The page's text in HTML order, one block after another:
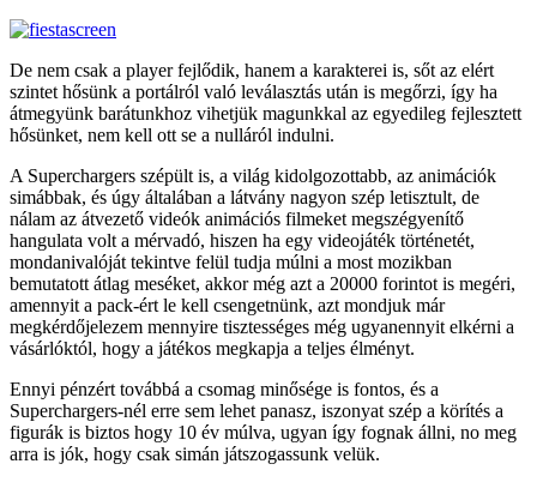
De nem csak a player fejlődik, hanem a karakterei is, sőt az elért
szintet hősünk a portálról való leválasztás után is megőrzi, így ha
átmegyünk barátunkhoz vihetjük magunkkal az egyedileg fejlesztett
hősünket, nem kell ott se a nulláról indulni.
A Superchargers szépült is, a világ kidolgozottabb, az animációk
simábbak, és úgy általában a látvány nagyon szép letisztult, de
nálam az átvezető videók animációs filmeket megszégyenítő
hangulata volt a mérvadó, hiszen ha egy videojáték történetét,
mondanivalóját tekintve felül tudja múlni a most mozikban
bemutatott átlag meséket, akkor még azt a 20000 forintot is megéri,
amennyit a pack-ért le kell csengetnünk, azt mondjuk már
megkérdőjelezem mennyire tisztességes még ugyanennyit elkérni a
vásárlóktól, hogy a játékos megkapja a teljes élményt.
Ennyi pénzért továbbá a csomag minősége is fontos, és a
Superchargers-nél erre sem lehet panasz, iszonyat szép a körítés a
figurák is biztos hogy 10 év múlva, ugyan így fognak állni, no meg
arra is jók, hogy csak simán játszogassunk velük.